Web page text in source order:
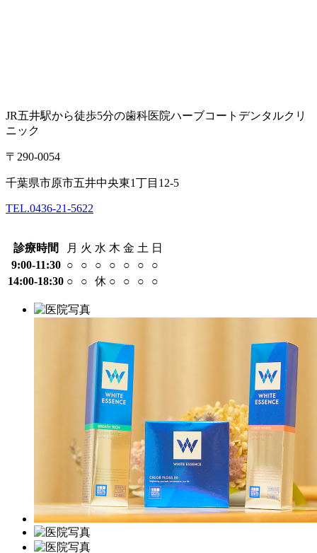
JR五井駅から徒歩5分の歯科医院ハーブコートデンタルクリ
ニック
〒290-0054
千葉県市原市五井中央東1丁目12-5
TEL.0436-21-5622
診療時間 月 火 水 木 金 土 日
9:00-11:30 ○ ○ ○ ○ ○ ○
○
14:00-18:30 ○ ○ 休 ○ ○ ○ ○